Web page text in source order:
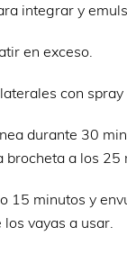
integrar y
en exceso.
con
durante 30
a los
15 minutos y
vayas a usar.